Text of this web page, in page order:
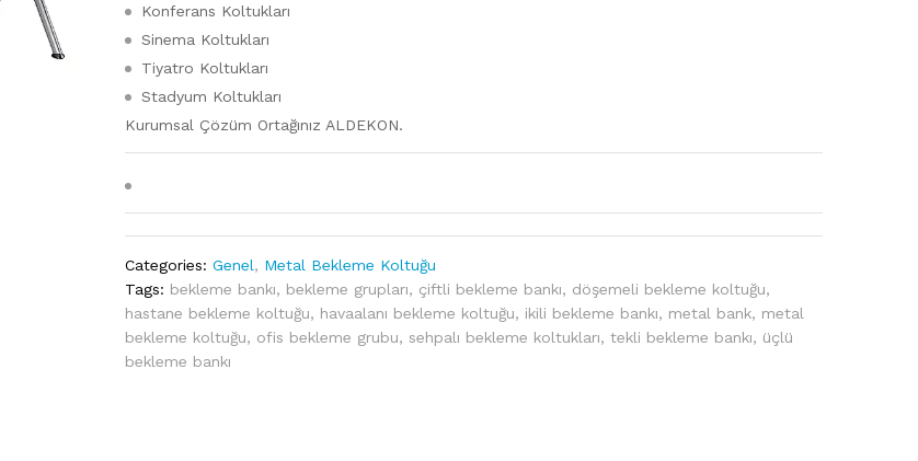
Konferans Koltukları
Sinema Koltukları
Tiyatro Koltukları
Stadyum Koltukları
Kurumsal Çözüm Ortağınız ALDEKON.
Categories:Genel, Metal Bekleme Koltuğu
Tags: bekleme bankı, bekleme grupları, çiftli bekleme bankı, döşemeli bekleme koltuğu,
hastane bekleme koltuğu, havaalanı bekleme koltuğu, ikili bekleme bankı, metal bank, metal
bekleme koltuğu, ofis bekleme grubu,sehpalı bekleme koltukları,tekli bekleme bankı, üçlü
bekleme bankı